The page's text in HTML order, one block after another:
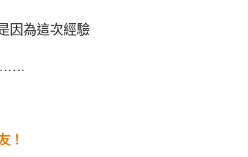
因為這次經驗
…….
！